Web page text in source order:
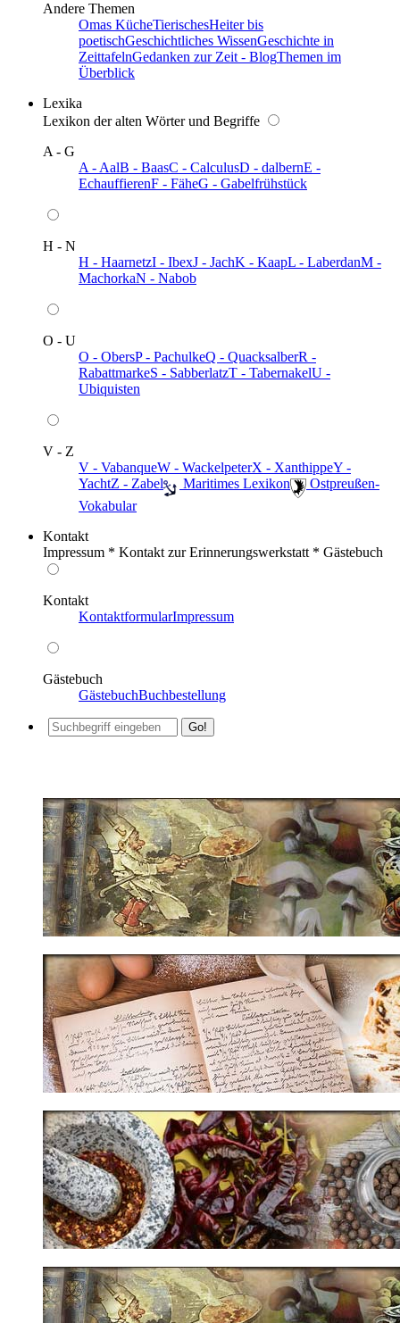
Andere Themen
Omas KücheTierischesHeiter bis
poetischGeschichtliches WissenGeschichte in
ZeittafelnGedanken zur Zeit - BlogThemen im
Überblick
Lexika
Lexikon der alten Wörter und Begriffe
A - G
A - AalB - BaasC - CalculusD - dalbernE -
EchauffierenF - FäheG - Gabelfrühstück
H - N
H - HaarnetzI - IbexJ - JachK - KaapL - LaberdanM -
MachorkaN - Nabob
O - U
O - ObersP - PachulkeQ - QuacksalberR -
RabattmarkeS - SabberlatzT - TabernakelU -
Ubiquisten
V - Z
V - VabanqueW - WackelpeterX - XanthippeY -
YachtZ - Zabel ️ Maritimes Lexikon
️ Ostpreußen-
Vokabular
Kontakt
Impressum * Kontakt zur Erinnerungswerkstatt * Gästebuch
Kontakt
KontaktformularImpressum
Gästebuch
GästebuchBuchbestellung